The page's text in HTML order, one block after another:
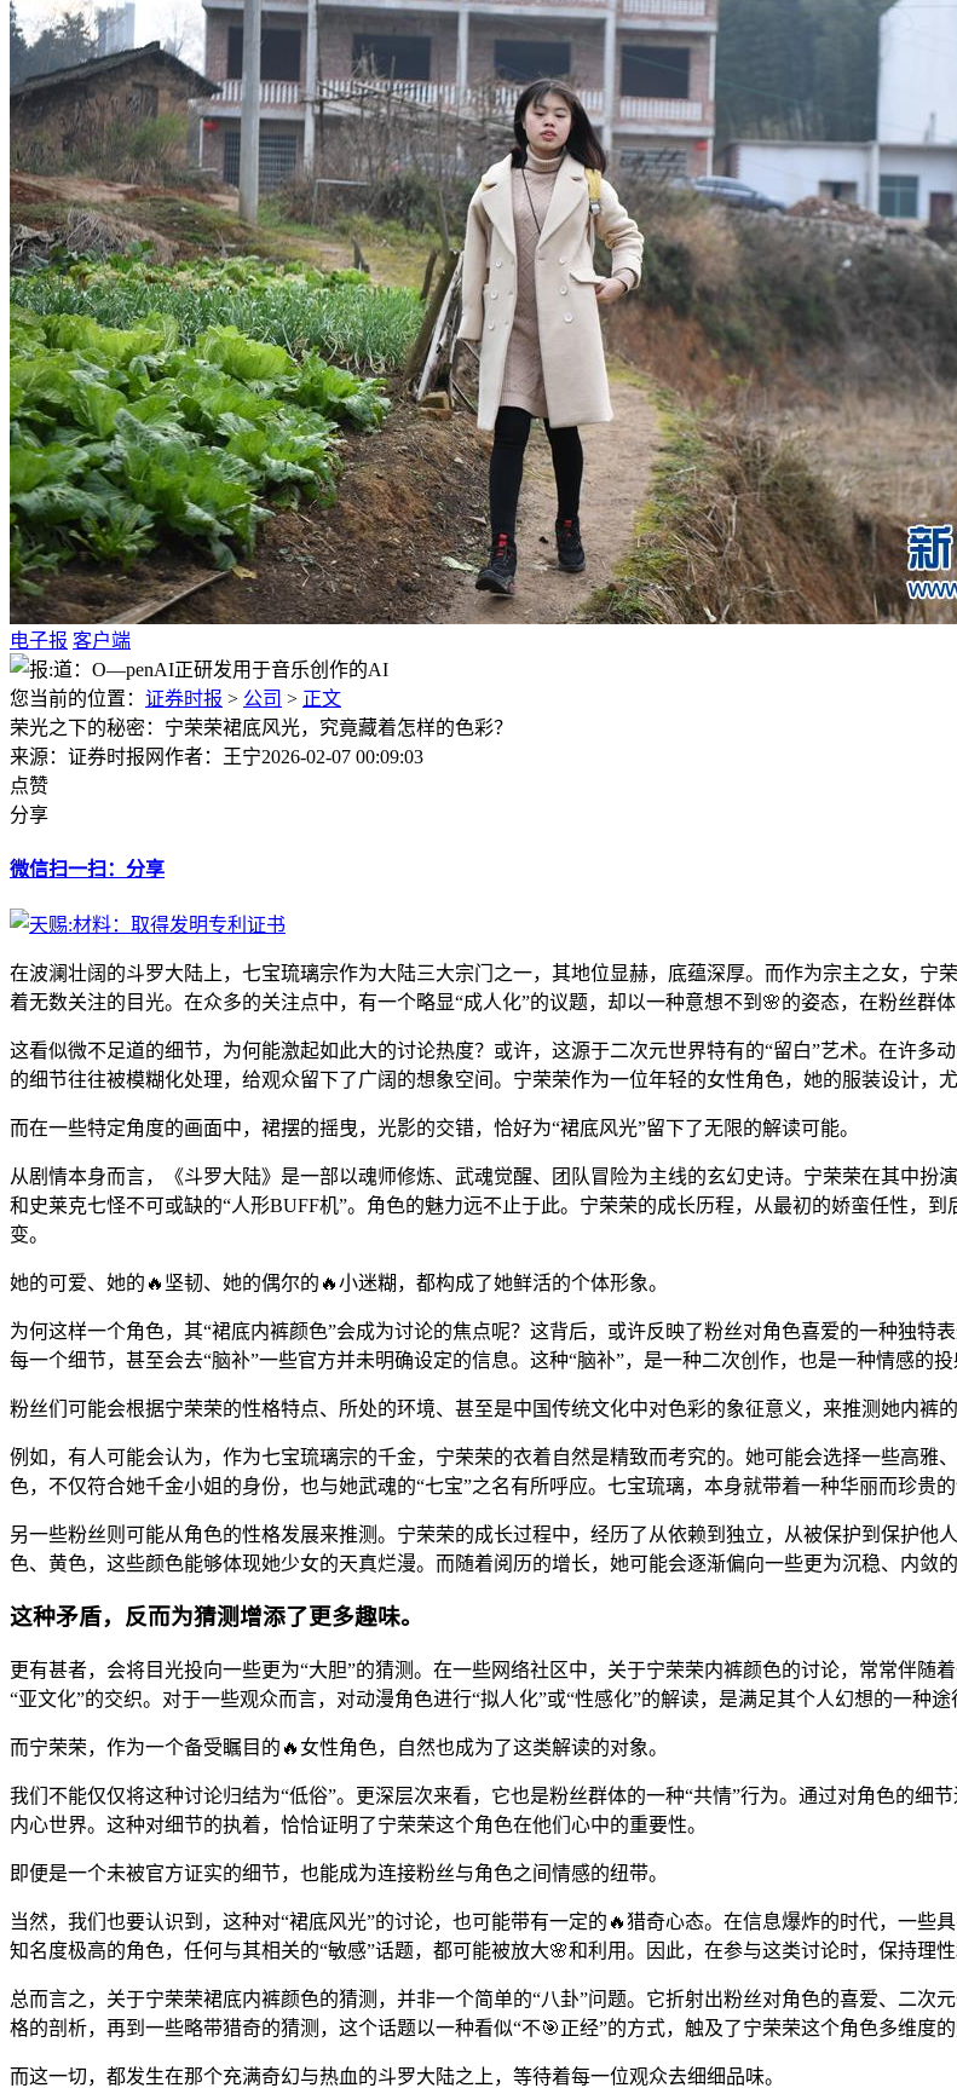
电子报 客户端
您当前的位置： 证券时报 > 公司 > 正文
荣光之下的秘密：宁荣荣裙底风光，究竟藏着怎样的色彩？
来源：证券时报网作者：王宁2026-02-07 00:09:03
点赞
分享
微信扫一扫：分享
在波澜壮阔的斗罗大陆上，七宝琉璃宗作为大陆三大宗门之一，其地位显赫，底蕴深厚。而作为宗主之女，
着无数关注的目光。在众多的关注点中，有一个略显“成人化”的议题，却以一种意想不到🌸的姿态，在粉丝群
这看似微不足道的细节，为何能激起如此大的讨论热度？或许，这源于二次元世界特有的“留白”艺术。在许
的细节往往被模糊化处理，给观众留下了广阔的想象空间。宁荣荣作为一位年轻的女性角色，她的服装设计，
而在一些特定角度的画面中，裙摆的摇曳，光影的交错，恰好为“裙底风光”留下了无限的解读可能。
从剧情本身而言，《斗罗大陆》是一部以魂师修炼、武魂觉醒、团队冒险为主线的玄幻史诗。宁荣荣在其中
和史莱克七怪不可或缺的“人形BUFF机”。角色的魅力远不止于此。宁荣荣的成长历程，从最初的娇蛮任性，
变。
她的可爱、她的🔥坚韧、她的偶尔的🔥小迷糊，都构成了她鲜活的个体形象。
为何这样一个角色，其“裙底内裤颜色”会成为讨论的焦点呢？这背后，或许反映了粉丝对角色喜爱的一种独
每一个细节，甚至会去“脑补”一些官方并未明确设定的信息。这种“脑补”，是一种二次创作，也是一种情感的投
粉丝们可能会根据宁荣荣的性格特点、所处的环境、甚至是中国传统文化中对色彩的象征意义，来推测她内裤的
例如，有人可能会认为，作为七宝琉璃宗的千金，宁荣荣的衣着自然是精致而考究的。她可能会选择一些高
色，不仅符合她千金小姐的身份，也与她武魂的“七宝”之名有所呼应。七宝琉璃，本身就带着一种华丽而珍贵
另一些粉丝则可能从角色的性格发展来推测。宁荣荣的成长过程中，经历了从依赖到独立，从被保护到保护
色、黄色，这些颜色能够体现她少女的天真烂漫。而随着阅历的增长，她可能会逐渐偏向一些更为沉稳、内敛
这种矛盾，反而为猜测增添了更多趣味。
更有甚者，会将目光投向一些更为“大胆”的猜测。在一些网络社区中，关于宁荣荣内裤颜色的讨论，常常伴
“亚文化”的交织。对于一些观众而言，对动漫角色进行“拟人化”或“性感化”的解读，是满足其个人幻想的一种途
而宁荣荣，作为一个备受瞩目的🔥女性角色，自然也成为了这类解读的对象。
我们不能仅仅将这种讨论归结为“低俗”。更深层次来看，它也是粉丝群体的一种“共情”行为。通过对角色的细
内心世界。这种对细节的执着，恰恰证明了宁荣荣这个角色在他们心中的重要性。
即便是一个未被官方证实的细节，也能成为连接粉丝与角色之间情感的纽带。
当然，我们也要认识到，这种对“裙底风光”的讨论，也可能带有一定的🔥猎奇心态。在信息爆炸的时代，一
知名度极高的角色，任何与其相关的“敏感”话题，都可能被放大🌸和利用。因此，在参与这类讨论时，保持理
总而言之，关于宁荣荣裙底内裤颜色的猜测，并非一个简单的“八卦”问题。它折射出粉丝对角色的喜爱、二
格的剖析，再到一些略带猎奇的猜测，这个话题以一种看似“不🎯正经”的方式，触及了宁荣荣这个角色多维度的
而这一切，都发生在那个充满奇幻与热血的斗罗大陆之上，等待着每一位观众去细细品味。